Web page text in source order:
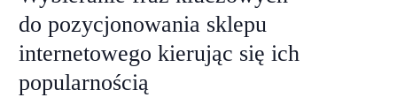
do pozycjonowania sklepu
internetowego kierując się ich
popularnością